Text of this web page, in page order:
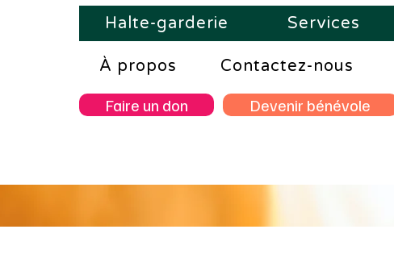
Halte-garderie Services
À propos Contactez-nous
Faire un don Devenir bénévole